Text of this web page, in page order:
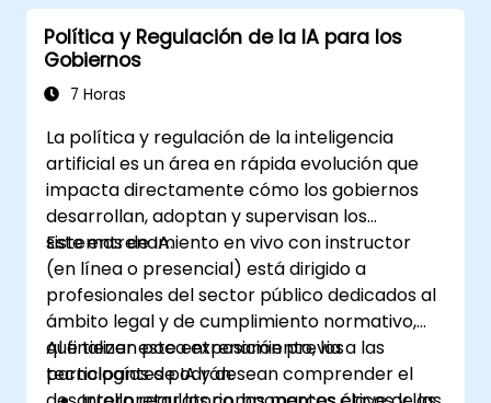
Política y Regulación de la IA para los
Gobiernos
7 Horas
La política y regulación de la inteligencia
artificial es un área en rápida evolución que
impacta directamente cómo los gobiernos
desarrollan, adoptan y supervisan los
sistemas de IA.
Este entrenamiento en vivo con instructor
(en línea o presencial) está dirigido a
profesionales del sector público dedicados al
ámbito legal y de cumplimiento normativo,
que tienen poca exposición previa a las
tecnologías de IA y desean comprender el
Al finalizar este entrenamiento, los
participantes podrán: